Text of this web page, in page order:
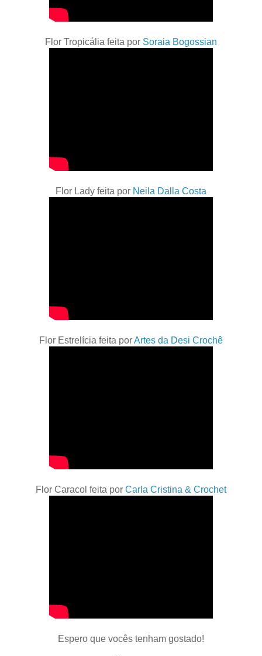
Flor Tropicália feita por Soraia Bogossian
Flor Lady feita por Neila Dalla Costa
Flor Estrelícia feita porArtes da Desi Crochê
Flor Caracol feita por Carla Cristina & Crochet
Espero que vocês tenham gostado!